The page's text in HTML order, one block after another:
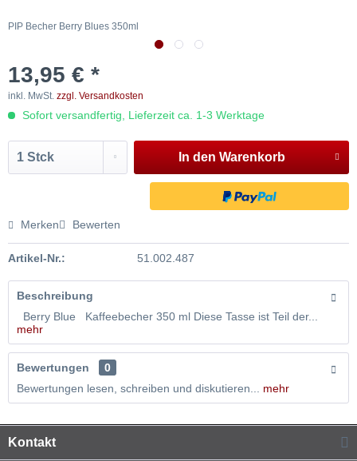
PIP Becher Berry Blues 350ml
13,95 € *
inkl. MwSt. zzgl. Versandkosten
Sofort versandfertig, Lieferzeit ca. 1-3 Werktage
In den Warenkorb
Merken Bewerten
Artikel-Nr.: 51.002.487
Beschreibung
Berry Blue Kaffeebecher 350 ml Diese Tasse ist Teil der...
mehr
Bewertungen
0
Bewertungen lesen, schreiben und diskutieren...
mehr
Kontakt